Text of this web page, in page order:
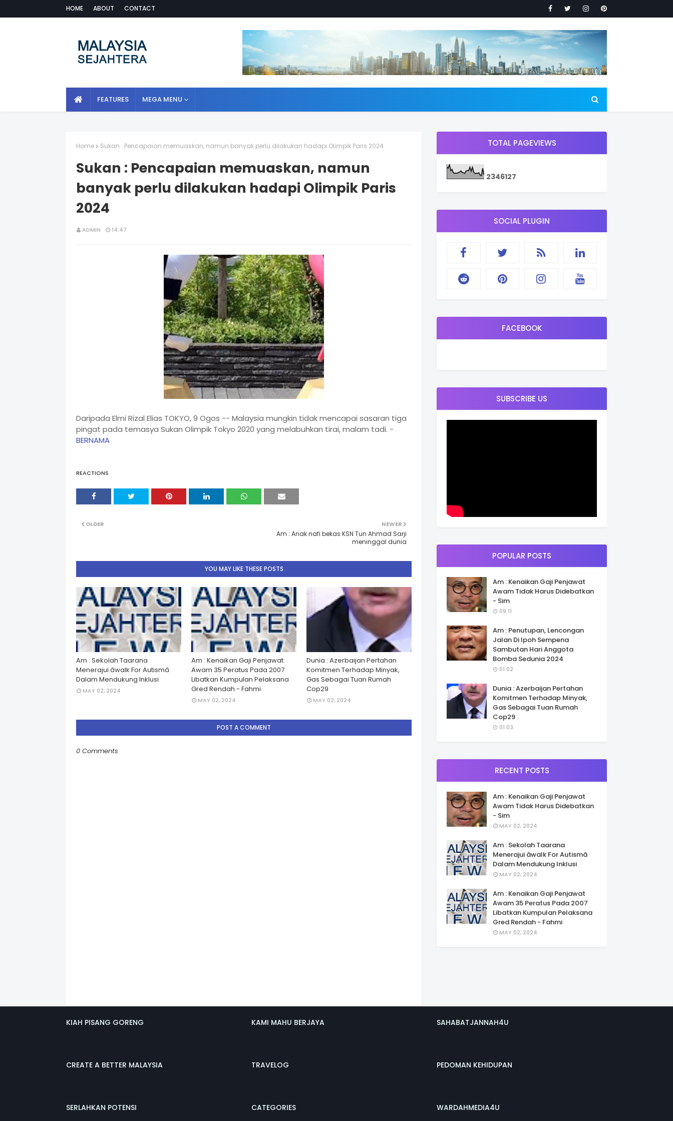
HOME ABOUT CONTACT
FEATURES MEGA MENU
Home Sukan : Pencapaian memuaskan, namun banyak perlu dilakukan hadapi Olimpik Paris 2024
Sukan : Pencapaian memuaskan, namun
banyak perlu dilakukan hadapi Olimpik Paris
2024
ADMIN 14:47
Daripada Elmi Rizal Elias TOKYO, 9 Ogos -- Malaysia mungkin tidak mencapai sasaran tiga
pingat pada temasya Sukan Olimpik Tokyo 2020 yang melabuhkan tirai, malam tadi. -
BERNAMA
REACTIONS
NEWER
Am : Anak nafi bekas KSN Tun Ahmad Sarji
meninggal dunia
OLDER
YOU MAY LIKE THESE POSTS
Am : Sekolah Taarana
Menerajui âwalk For Autismâ
Dalam Mendukung Inklusi
MAY 02, 2024
Am : Kenaikan Gaji Penjawat
Awam 35 Peratus Pada 2007
Libatkan Kumpulan Pelaksana
Gred Rendah - Fahmi
MAY 02, 2024
Dunia : Azerbaijan Pertahan
Komitmen Terhadap Minyak,
Gas Sebagai Tuan Rumah
Cop29
MAY 02, 2024
POST A COMMENT
0 Comments
TOTAL PAGEVIEWS
2346127
SOCIAL PLUGIN
FACEBOOK
SUBSCRIBE US
POPULAR POSTS
Am : Kenaikan Gaji Penjawat
Awam Tidak Harus Didebatkan
- Sim
09:11
Am : Penutupan, Lencongan
Jalan Di Ipoh Sempena
Sambutan Hari Anggota
Bomba Sedunia 2024
01:02
Dunia : Azerbaijan Pertahan
Komitmen Terhadap Minyak,
Gas Sebagai Tuan Rumah
Cop29
01:03
RECENT POSTS
Am : Kenaikan Gaji Penjawat
Awam Tidak Harus Didebatkan
- Sim
MAY 02, 2024
Am : Sekolah Taarana
Menerajui âwalk For Autismâ
Dalam Mendukung Inklusi
MAY 02, 2024
Am : Kenaikan Gaji Penjawat
Awam 35 Peratus Pada 2007
Libatkan Kumpulan Pelaksana
Gred Rendah - Fahmi
MAY 02, 2024
KIAH PISANG GORENG
CREATE A BETTER MALAYSIA
SERLAHKAN POTENSI
KAMI MAHU BERJAYA
TRAVELOG
CATEGORIES
SAHABATJANNAH4U
PEDOMAN KEHIDUPAN
WARDAHMEDIA4U